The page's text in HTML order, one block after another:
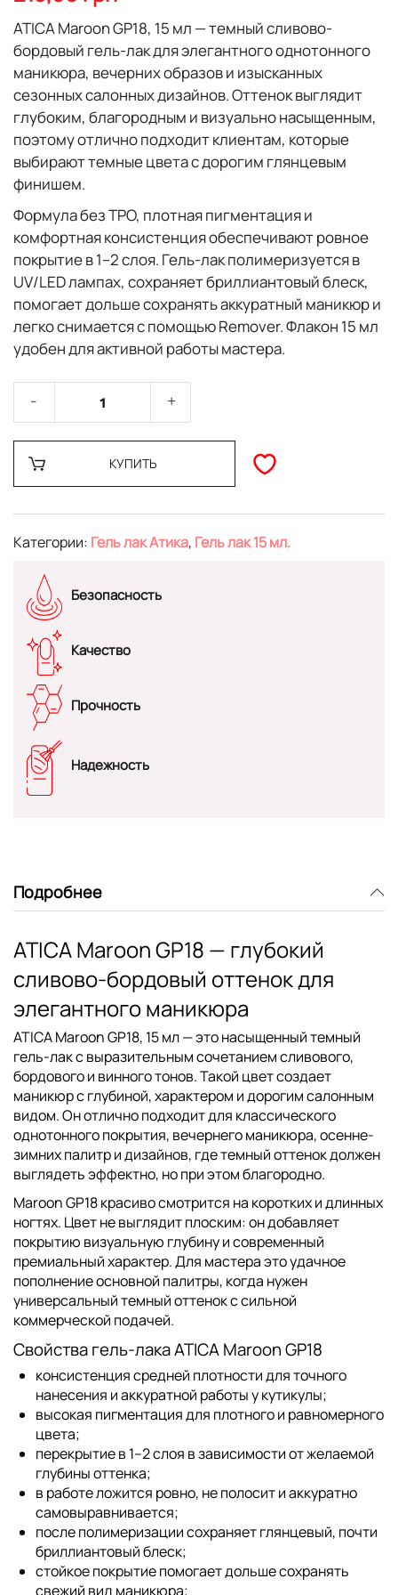
галереи
изображений
ATICA Maroon GP18, 15 мл — темный сливово-
бордовый гель-лак для элегантного однотонного
маникюра, вечерних образов и изысканных
сезонных салонных дизайнов. Оттенок выглядит
глубоким, благородным и визуально насыщенным,
поэтому отлично подходит клиентам, которые
выбирают темные цвета с дорогим глянцевым
финишем.
Формула без TPO, плотная пигментация и
комфортная консистенция обеспечивают ровное
покрытие в 1–2 слоя. Гель-лак полимеризуется в
UV/LED лампах, сохраняет бриллиантовый блеск,
помогает дольше сохранять аккуратный маникюр и
легко снимается с помощью Remover. Флакон 15 мл
удобен для активной работы мастера.
КУПИТЬ
Категории: Гель лак Атика, Гель лак 15 мл.
Безопасность
Качество
Прочность
Надежность
Подробнее
ATICA Maroon GP18 — глубокий
сливово-бордовый оттенок для
элегантного маникюра
ATICA Maroon GP18, 15 мл — это насыщенный темный
гель-лак с выразительным сочетанием сливового,
бордового и винного тонов. Такой цвет создает
маникюр с глубиной, характером и дорогим салонным
видом. Он отлично подходит для классического
однотонного покрытия, вечернего маникюра, осенне-
зимних палитр и дизайнов, где темный оттенок должен
выглядеть эффектно, но при этом благородно.
Maroon GP18 красиво смотрится на коротких и длинных
ногтях. Цвет не выглядит плоским: он добавляет
покрытию визуальную глубину и современный
премиальный характер. Для мастера это удачное
пополнение основной палитры, когда нужен
универсальный темный оттенок с сильной
коммерческой подачей.
Свойства гель-лака ATICA Maroon GP18
консистенция средней плотности для точного
нанесения и аккуратной работы у кутикулы;
высокая пигментация для плотного и равномерного
цвета;
перекрытие в 1–2 слоя в зависимости от желаемой
глубины оттенка;
в работе ложится ровно, не полосит и аккуратно
самовыравнивается;
после полимеризации сохраняет глянцевый, почти
бриллиантовый блеск;
стойкое покрытие помогает дольше сохранять
свежий вид маникюра;